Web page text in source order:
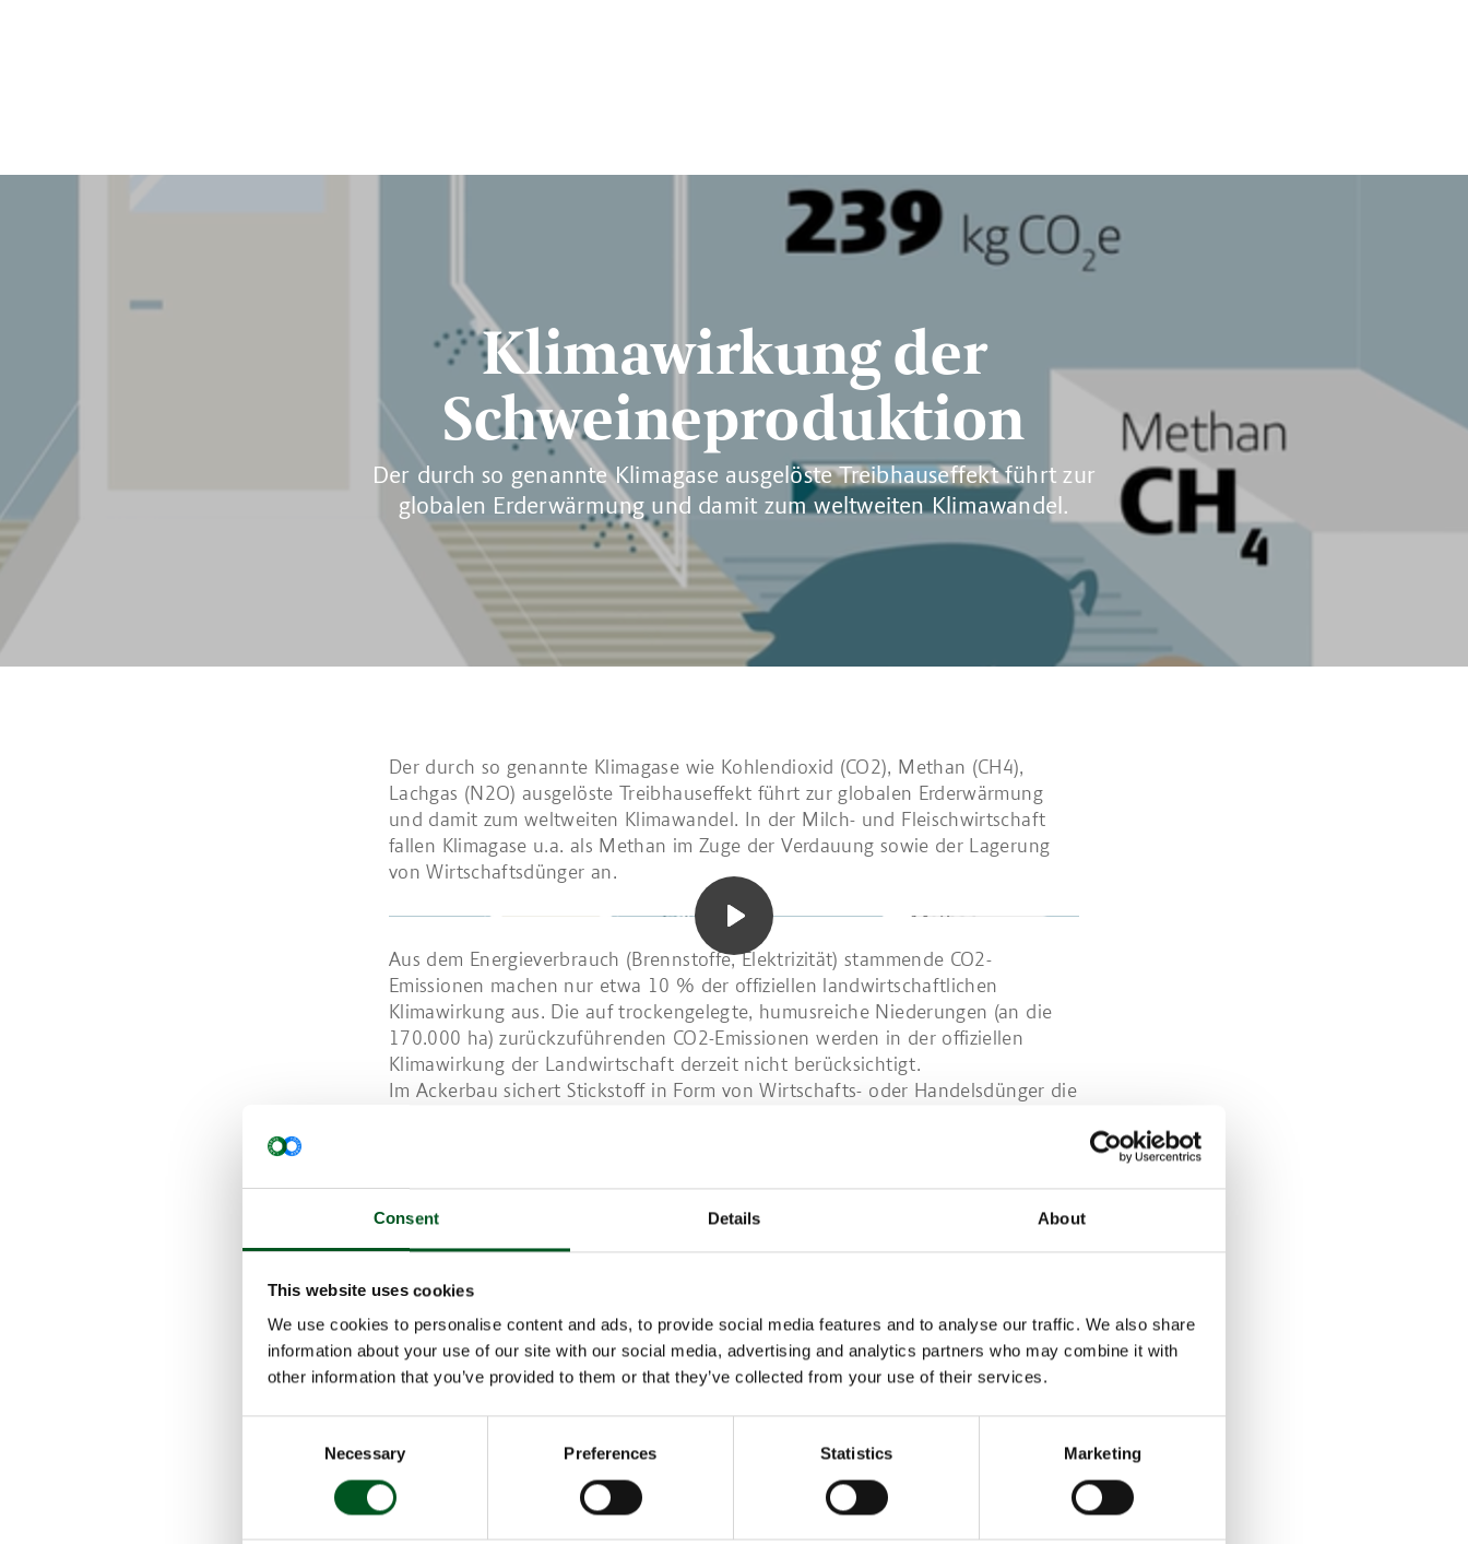
Consent Details About
This website uses cookies
We use cookies to personalise content and ads, to provide social media features and to analyse our traffic. We also share
information about your use of our site with our social media, advertising and analytics partners who may combine it with
other information that you’ve provided to them or that they’ve collected from your use of their services.
Necessary Preferences Statistics Marketing
Klimawirkung der
Schweineproduktion
Der durch so genannte Klimagase ausgelöste Treibhauseffekt führt zur
globalen Erderwärmung und damit zum weltweiten Klimawandel.
Der durch so genannte Klimagase wie Kohlendioxid (CO2), Methan (CH4),
Lachgas (N2O) ausgelöste Treibhauseffekt führt zur globalen Erderwärmung
und damit zum weltweiten Klimawandel. In der Milch- und Fleischwirtschaft
fallen Klimagase u.a. als Methan im Zuge der Verdauung sowie der Lagerung
von Wirtschaftsdünger an.
Aus dem Energieverbrauch (Brennstoffe, Elektrizität) stammende CO2-
Emissionen machen nur etwa 10 % der offiziellen landwirtschaftlichen
Klimawirkung aus. Die auf trockengelegte, humusreiche Niederungen (an die
170.000 ha) zurückzuführenden CO2-Emissionen werden in der offiziellen
Klimawirkung der Landwirtschaft derzeit nicht berücksichtigt.
Im Ackerbau sichert Stickstoff in Form von Wirtschafts- oder Handelsdünger die
Pflanzen durch Photosynthese Kohlendioxid und leisten so einen Beitrag zum
Klimaschutz.